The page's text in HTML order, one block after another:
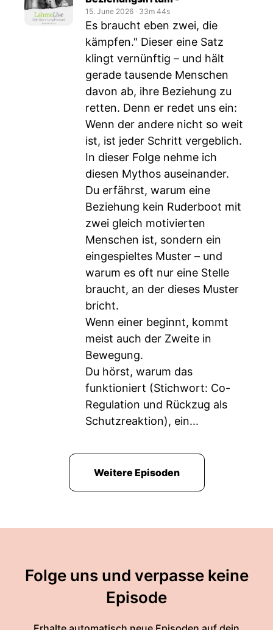
15. June 2026 ‧ 33m 44s
Es braucht eben zwei, die
kämpfen." Dieser eine Satz
klingt vernünftig – und hält
gerade tausende Menschen
davon ab, ihre Beziehung zu
retten. Denn er redet uns ein:
Wenn der andere nicht so weit
ist, ist jeder Schritt vergeblich.
In dieser Folge nehme ich
diesen Mythos auseinander.
Du erfährst, warum eine
Beziehung kein Ruderboot mit
zwei gleich motivierten
Menschen ist, sondern ein
eingespieltes Muster – und
warum es oft nur eine Stelle
braucht, an der dieses Muster
bricht.
Wenn einer beginnt, kommt
meist auch der Zweite in
Bewegung.
Du hörst, warum das
funktioniert (Stichwort: Co-
Regulation und Rückzug als
Schutzreaktion), ein...
Weitere Episoden
Folge uns und verpasse keine
Episode